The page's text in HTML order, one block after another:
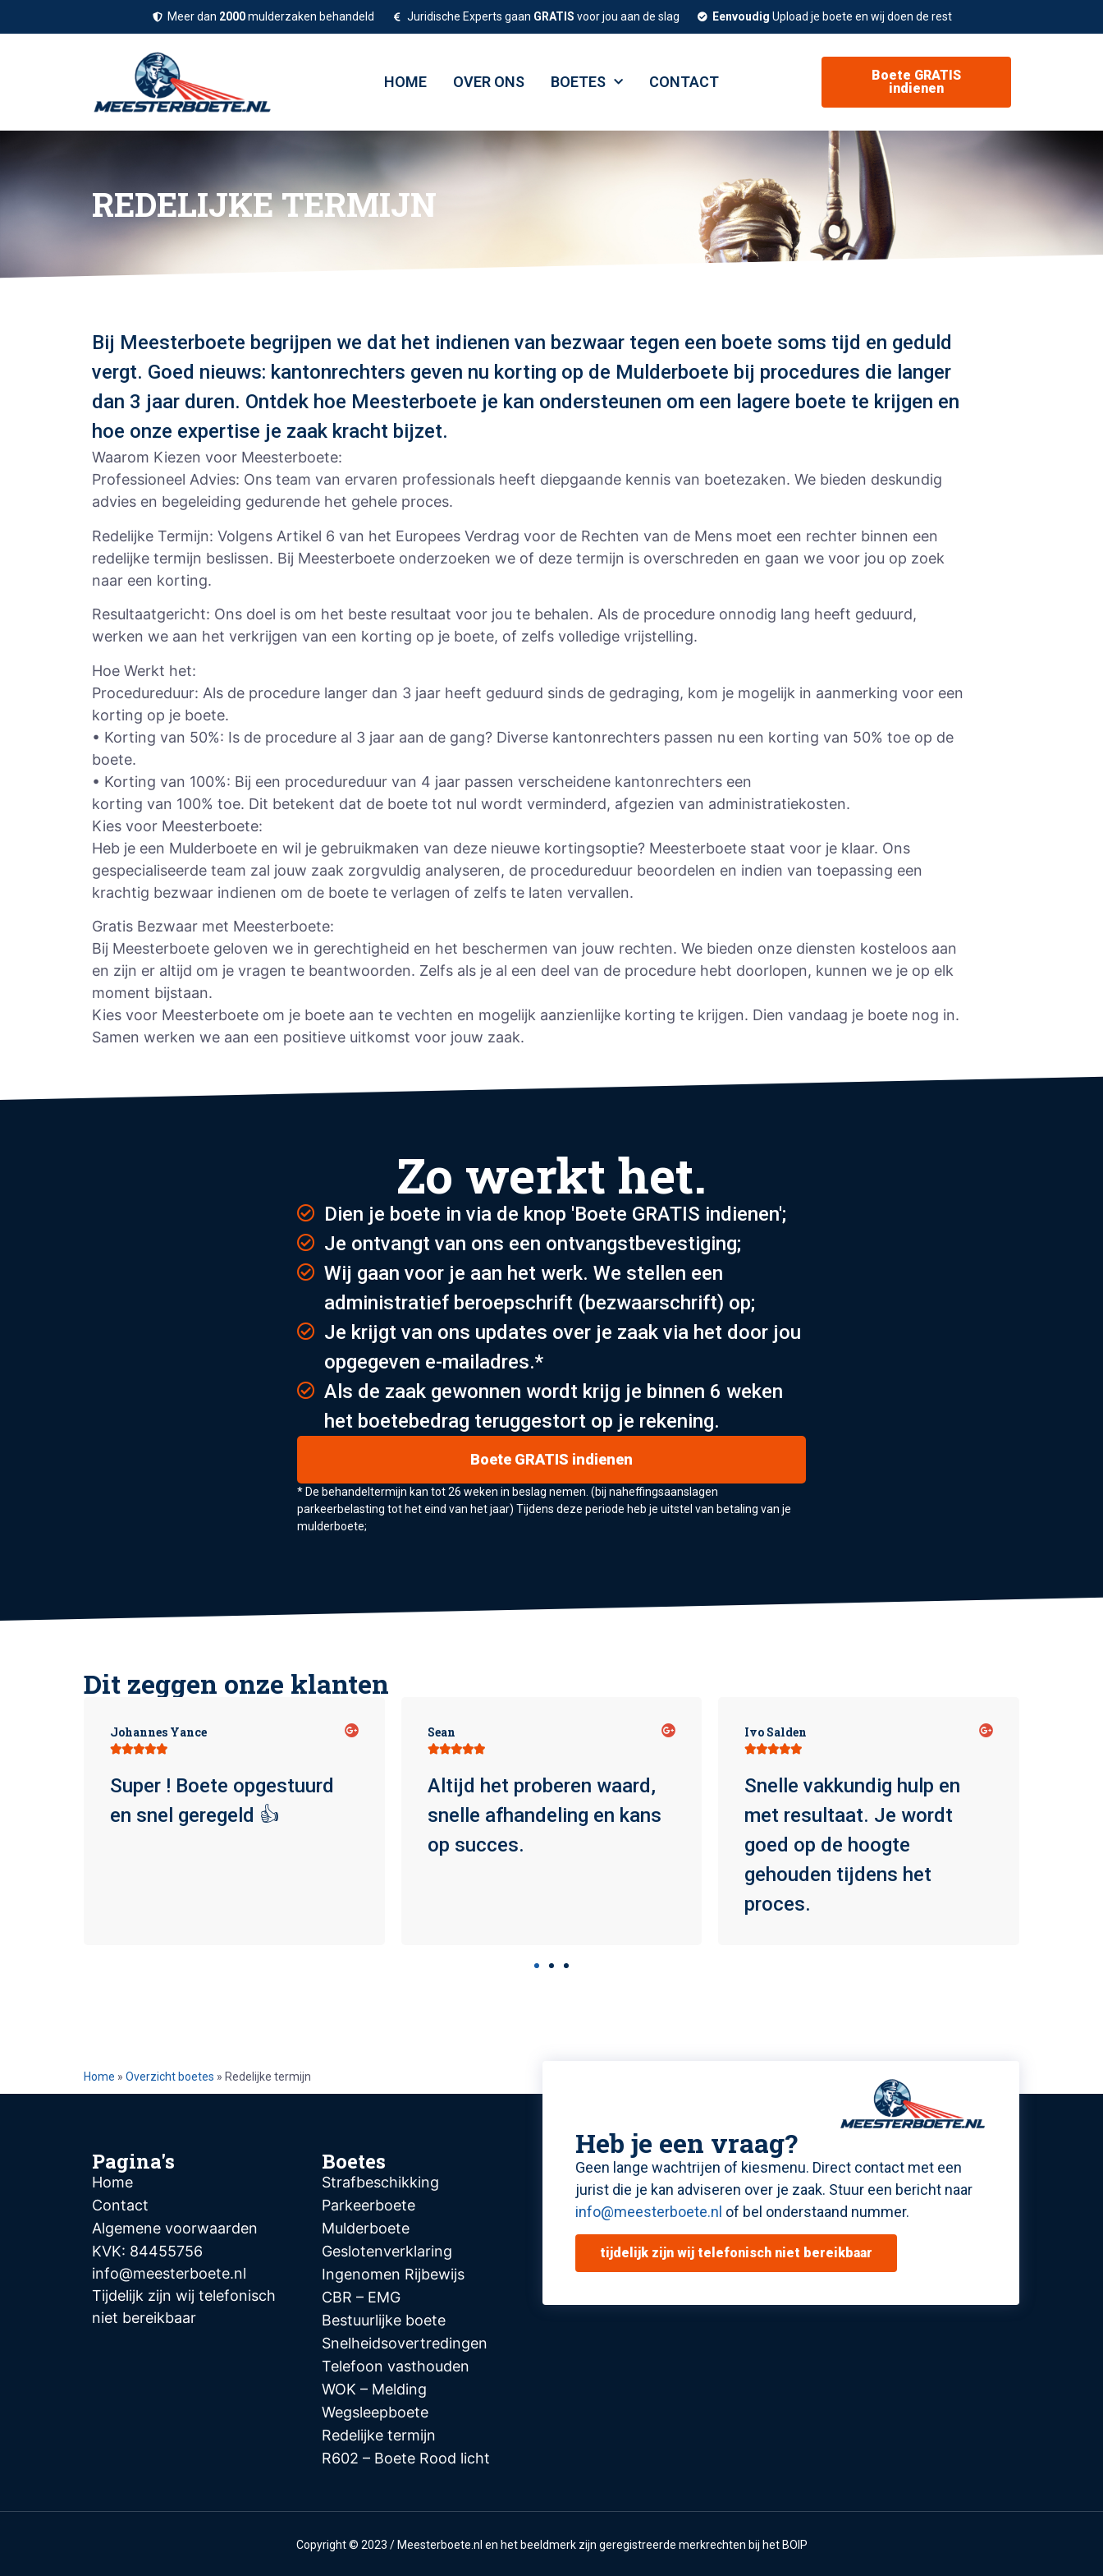
Meer dan 2000mulderzaken behandeld Juridische Experts gaan GRATIS voor jou aan de slag Eenvoudig Upload je boete en wij doen de rest
HOME OVER ONS BOETES CONTACT
Boete GRATIS
indienen
REDELIJKE TERMIJN
Bij Meesterboete begrijpen we dat het indienen van bezwaar tegen een boete soms tijd en geduld
vergt. Goed nieuws: kantonrechters geven nu korting op de Mulderboete bij procedures die langer
dan 3 jaar duren. Ontdek hoe Meesterboete je kan ondersteunen om een lagere boete te krijgen en
hoe onze expertise je zaak kracht bijzet.
Waarom Kiezen voor Meesterboete:
Professioneel Advies: Ons team van ervaren professionals heeft diepgaande kennis van boetezaken. We bieden deskundig
advies en begeleiding gedurende het gehele proces.
Redelijke Termijn: Volgens Artikel 6 van het Europees Verdrag voor de Rechten van de Mens moet een rechter binnen een
redelijke termijn beslissen. Bij Meesterboete onderzoeken we of deze termijn is overschreden en gaan we voor jou op zoek
naar een korting.
Resultaatgericht: Ons doel is om het beste resultaat voor jou te behalen. Als de procedure onnodig lang heeft geduurd,
werken we aan het verkrijgen van een korting op je boete, of zelfs volledige vrijstelling.
Hoe Werkt het:
Procedureduur: Als de procedure langer dan 3 jaar heeft geduurd sinds de gedraging, kom je mogelijk in aanmerking voor een
korting op je boete.
• Korting van 50%: Is de procedure al 3 jaar aan de gang? Diverse kantonrechters passen nu een korting van 50% toe op de
boete.
• Korting van 100%: Bij een procedureduur van 4 jaar passen verscheidene kantonrechters een
korting van 100% toe. Dit betekent dat de boete tot nul wordt verminderd, afgezien van administratiekosten.
Kies voor Meesterboete:
Heb je een Mulderboete en wil je gebruikmaken van deze nieuwe kortingsoptie? Meesterboete staat voor je klaar. Ons
gespecialiseerde team zal jouw zaak zorgvuldig analyseren, de procedureduur beoordelen en indien van toepassing een
krachtig bezwaar indienen om de boete te verlagen of zelfs te laten vervallen.
Gratis Bezwaar met Meesterboete:
Bij Meesterboete geloven we in gerechtigheid en het beschermen van jouw rechten. We bieden onze diensten kosteloos aan
en zijn er altijd om je vragen te beantwoorden. Zelfs als je al een deel van de procedure hebt doorlopen, kunnen we je op elk
moment bijstaan.
Kies voor Meesterboete om je boete aan te vechten en mogelijk aanzienlijke korting te krijgen. Dien vandaag je boete nog in.
Samen werken we aan een positieve uitkomst voor jouw zaak.
Zo werkt het.
Dien je boete in via de knop 'Boete GRATIS indienen';
Je ontvangt van ons een ontvangstbevestiging;
Wij gaan voor je aan het werk. We stellen een
administratief beroepschrift (bezwaarschrift) op;
Je krijgt van ons updates over je zaak via het door jou
opgegeven e-mailadres.*
Als de zaak gewonnen wordt krijg je binnen 6 weken
het boetebedrag teruggestort op je rekening.
Boete GRATIS indienen
* De behandeltermijn kan tot 26 weken in beslag nemen. (bij naheffingsaanslagen
parkeerbelasting tot het eind van het jaar) Tijdens deze periode heb je uitstel van betaling van je
mulderboete;
Dit zeggen onze klanten
Johannes Yance

Super ! Boete opgestuurd
en snel geregeld 👍
Sean

Altijd het proberen waard,
snelle afhandeling en kans
op succes.
Ivo Salden

Snelle vakkundig hulp en
met resultaat. Je wordt
goed op de hoogte
gehouden tijdens het
proces.
Home » Overzicht boetes » Redelijke termijn
Pagina's
Home
Contact
Algemene voorwaarden
KVK: 84455756
info@meesterboete.nl
Tijdelijk zijn wij telefonisch
niet bereikbaar
Boetes
Strafbeschikking
Parkeerboete
Mulderboete
Geslotenverklaring
Ingenomen Rijbewijs
CBR – EMG
Bestuurlijke boete
Snelheidsovertredingen
Telefoon vasthouden
WOK – Melding
Wegsleepboete
Redelijke termijn
R602 – Boete Rood licht
Heb je een vraag?
Geen lange wachtrijen of kiesmenu. Direct contact met een
jurist die je kan adviseren over je zaak. Stuur een bericht naar
info@meesterboete.nl of bel onderstaand nummer.
tijdelijk zijn wij telefonisch niet bereikbaar
Copyright © 2023 / Meesterboete.nl en het beeldmerk zijn geregistreerde merkrechten bij het BOIP